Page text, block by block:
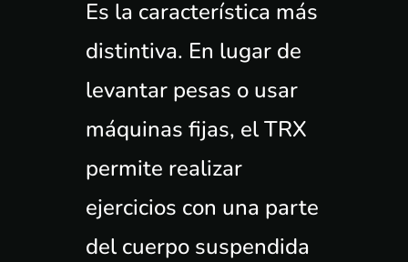
Es la característica más
distintiva. En lugar de
levantar pesas o usar
máquinas fijas, el TRX
permite realizar
ejercicios con una parte
del cuerpo suspendida